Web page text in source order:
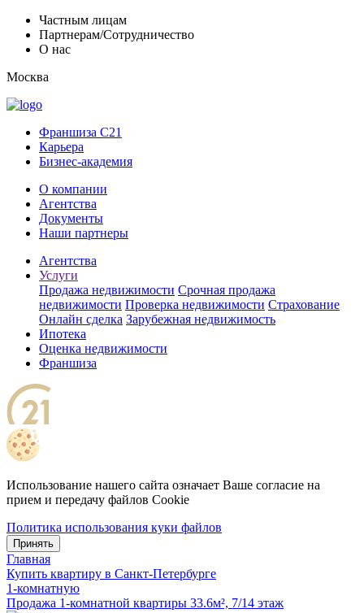
Частным лицам
Партнерам/Сотрудничество
О нас
Москва
Франшиза C21
Карьера
Бизнес-академия
О компании
Агентства
Документы
Наши партнеры
Агентства
Услуги
Продажа недвижимости Срочная продажа
недвижимости Проверка недвижимости Страхование
Онлайн сделка Зарубежная недвижимость
Ипотека
Оценка недвижимости
Франшиза
Использование нашего сайта означает Ваше согласие на
прием и передачу файлов Cookie
Политика использования куки файлов
Принять
Главная
Купить квартиру в Санкт-Петербурге
1-комнатную
Продажа 1-комнатной квартиры 33.6м², 7/14 этаж